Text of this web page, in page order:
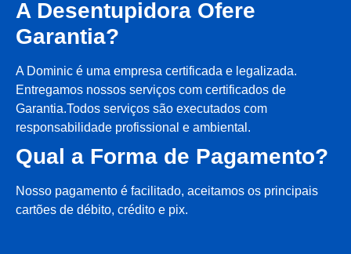
A Desentupidora Ofere
Garantia?
A Dominic é uma empresa certificada e legalizada.
Entregamos nossos serviços com certificados de
Garantia.Todos serviços são executados com
responsabilidade profissional e ambiental.
Qual a Forma de Pagamento?
Nosso pagamento é facilitado, aceitamos os principais
cartões de débito, crédito e pix.